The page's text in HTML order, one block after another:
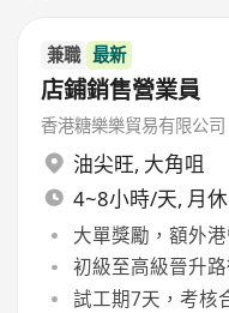
兼職 最新
店鋪銷售營業員
香港糖樂樂貿易有限公司
油尖旺, 大角咀
4~8小時/天, 月
大單獎勵，額外
初級至高級晉升
試工期7天，考核